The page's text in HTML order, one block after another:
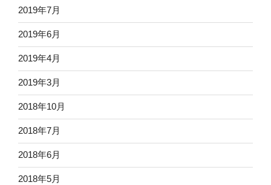
2019年7月
2019年6月
2019年4月
2019年3月
2018年10月
2018年7月
2018年6月
2018年5月